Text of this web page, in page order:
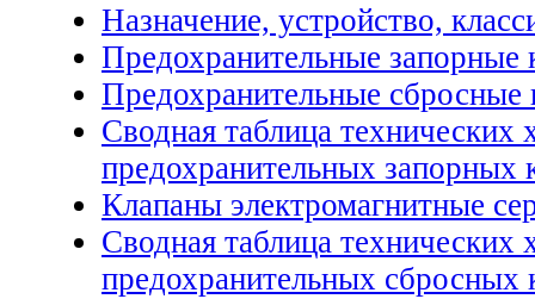
Назначение, устройство,
Предохранительные запорные
Предохранительные
Сводная таблица технических
предохранительных запорных
Клапаны электромагнитные
Сводная таблица технических
предохранительных сбросных